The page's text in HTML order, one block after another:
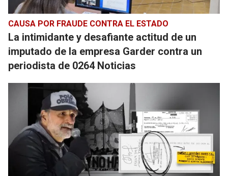
CAUSA POR FRAUDE CONTRA EL ESTADO
La intimidante y desafiante actitud de un
imputado de la empresa Garder contra un
periodista de 0264 Noticias